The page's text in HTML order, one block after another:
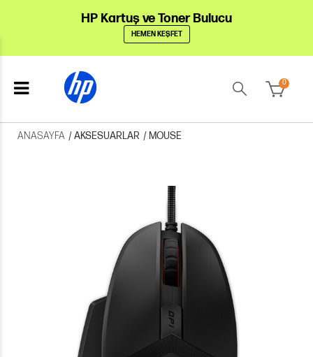
HP Kartuş ve Toner Bulucu
HEMEN KEŞFET
0
ANASAYFA /AKSESUARLAR / MOUSE